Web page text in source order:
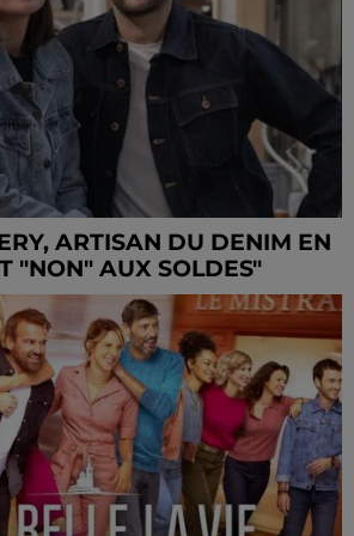
ARTISAN DU DENIM EN
"NON" AUX SOLDES"